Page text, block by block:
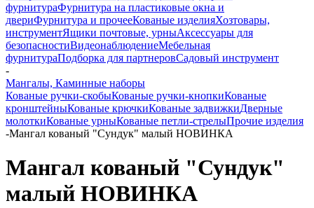
фурнитураФурнитура на пластиковые окна и
двериФурнитура и прочееКованые изделияХозтовары,
инструментЯщики почтовые, урныАксессуары для
безопасностиВидеонаблюдениеМебельная
фурнитураПодборка для партнеровСадовый инструмент
-
Мангалы, Каминные наборы
Кованые ручки-скобыКованые ручки-кнопкиКованые
кронштейныКованые крючкиКованые задвижкиДверные
молоткиКованые урныКованые петли-стрелыПрочие изделия
-Мангал кованый "Сундук" малый НОВИНКА
Мангал кованый "Сундук"
малый НОВИНКА